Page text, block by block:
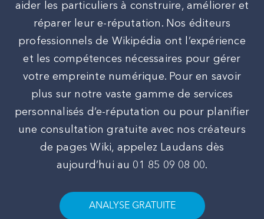
aider les particuliers à construire, améliorer et
réparer leur e-réputation. Nos éditeurs
professionnels de Wikipédia ont l’expérience
et les compétences nécessaires pour gérer
votre empreinte numérique. Pour en savoir
plus sur notre vaste gamme de services
personnalisés d’e-réputation ou pour planifier
une consultation gratuite avec nos créateurs
de pages Wiki, appelez Laudans dès
aujourd’hui au 01 85 09 08 00.
ANALYSE GRATUITE